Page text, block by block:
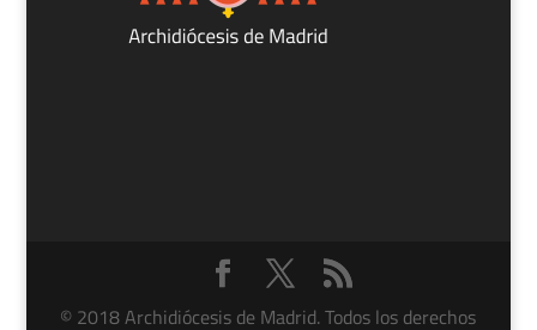
© 2018 Archidiócesis de Madrid. Todos los derechos